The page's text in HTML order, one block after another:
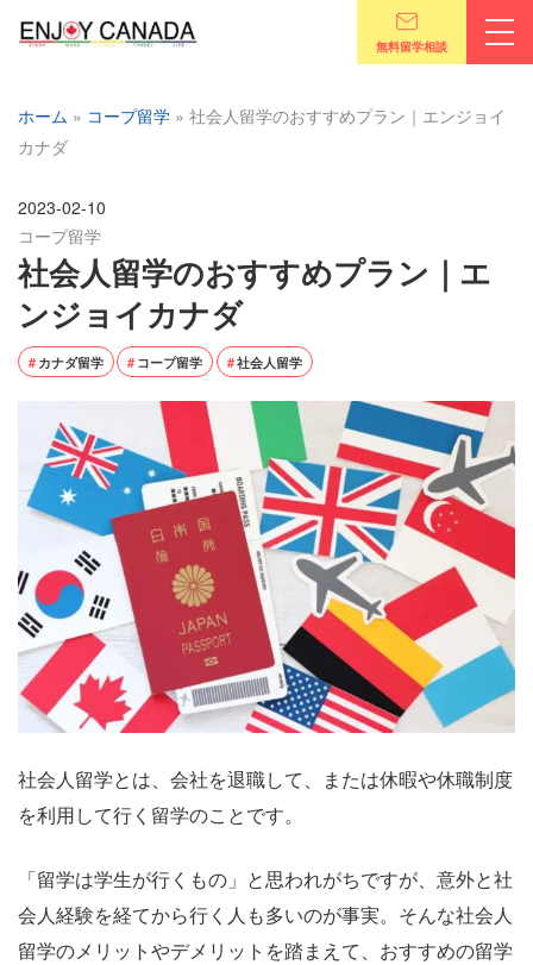
無料留学相談
ホーム » コープ留学 » 社会人留学のおすすめプラン｜エンジョイ
カナダ
2023-02-10
コープ留学
社会人留学のおすすめプラン｜エ
ンジョイカナダ
カナダ留学 コープ留学 社会人留学
社会人留学とは、会社を退職して、または休暇や休職制度
を利用して行く留学のことです。
「留学は学生が行くもの」と思われがちですが、意外と社
会人経験を経てから行く人も多いのが事実。そんな社会人
留学のメリットやデメリットを踏まえて、おすすめの留学